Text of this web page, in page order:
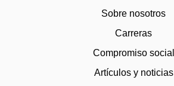
Sobre nosotros
Carreras
Compromiso social
Artículos y noticias